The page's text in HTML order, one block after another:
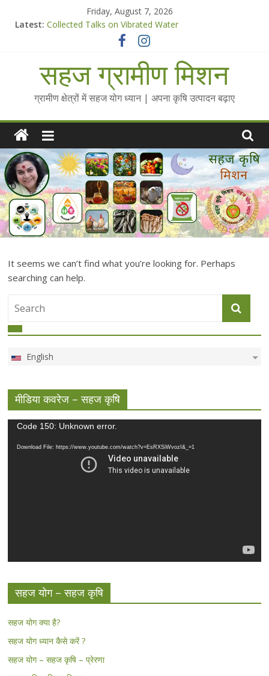
Friday, August 7, 2026
Latest: Collected Talks on Vibrated Water
सहज कृषि प्रचार-प्रसार किट
Standee Designs @ 2025 for Sahaj Krishi Promotions
Chalo Gaon Ki Or Abhiyaan - 2025-26
सहज ग्रामीण मिशन
ग्रामीण क्षेत्रों में सहज योग ध्यान | अपना कृषि उत्पादन बढ़ाए
It seems we can’t find what you’re looking for. Perhaps
searching can help.
English
मीडिया कवरेज – सहज कृषि
Video
Code 150: Unknown error.
Download File: https://www.youtube.com/watch?v=EsRXSiWvozI&_=1
सहज योग – सहज कृषि
सहज योग क्या है?
सहज योग ध्यान कैसे करें ?
सहज योग – सहज कृषि – प्रेरणा